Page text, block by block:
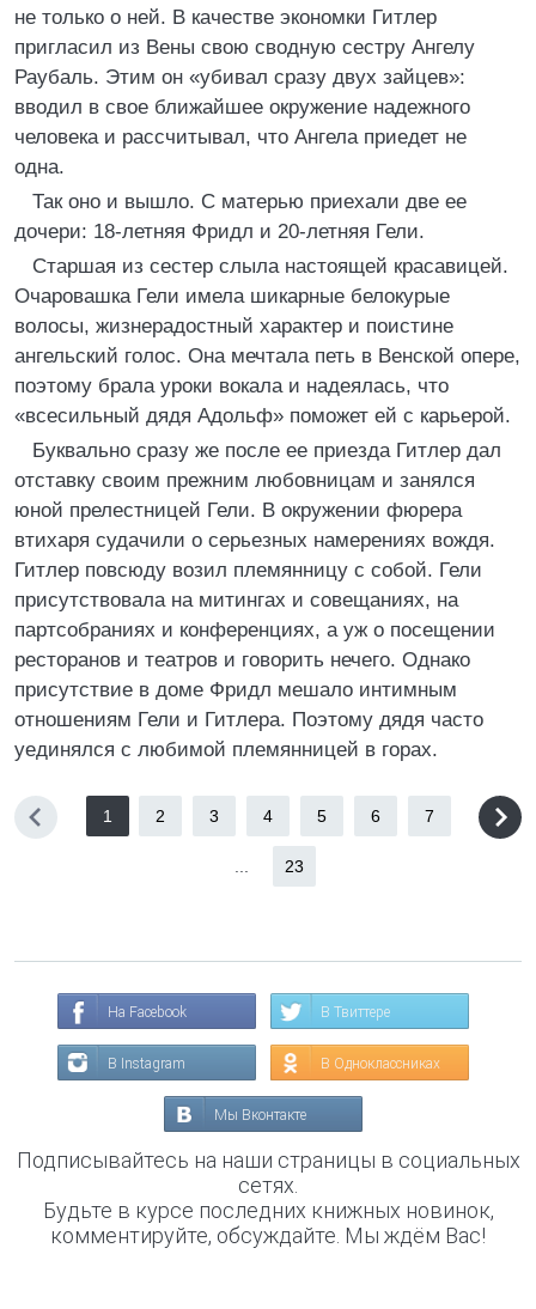
не только о ней. В качестве экономки Гитлер
пригласил из Вены свою сводную сестру Ангелу
Раубаль. Этим он «убивал сразу двух зайцев»:
вводил в свое ближайшее окружение надежного
человека и рассчитывал, что Ангела приедет не
одна.
Так оно и вышло. С матерью приехали две ее
дочери: 18-летняя Фридл и 20-летняя Гели.
Старшая из сестер слыла настоящей красавицей.
Очаровашка Гели имела шикарные белокурые
волосы, жизнерадостный характер и поистине
ангельский голос. Она мечтала петь в Венской опере,
поэтому брала уроки вокала и надеялась, что
«всесильный дядя Адольф» поможет ей с карьерой.
Буквально сразу же после ее приезда Гитлер дал
отставку своим прежним любовницам и занялся
юной прелестницей Гели. В окружении фюрера
втихаря судачили о серьезных намерениях вождя.
Гитлер повсюду возил племянницу с собой. Гели
присутствовала на митингах и совещаниях, на
партсобраниях и конференциях, а уж о посещении
ресторанов и театров и говорить нечего. Однако
присутствие в доме Фридл мешало интимным
отношениям Гели и Гитлера. Поэтому дядя часто
уединялся с любимой племянницей в горах.
1 2 3 4 5 6 7
23
На Facebook В Твиттере
В Instagram В Одноклассниках
Мы Вконтакте
Подписывайтесь на наши страницы в социальных
сетях.
Будьте в курсе последних книжных новинок,
комментируйте, обсуждайте. Мы ждём Вас!